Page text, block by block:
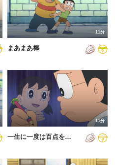
11分
まあまあ棒
11分
一生に一度は百点を…